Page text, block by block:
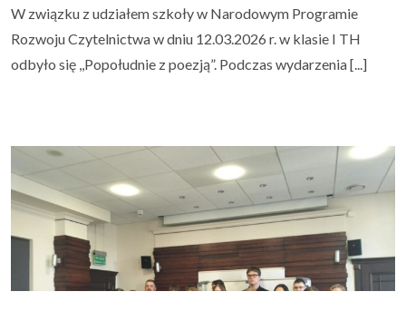
W związku z udziałem szkoły w Narodowym Programie
Rozwoju Czytelnictwa w dniu 12.03.2026 r. w klasie I TH
odbyło się ,,Popołudnie z poezją”. Podczas wydarzenia [...]